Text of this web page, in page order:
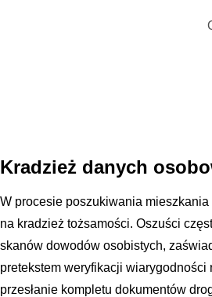
Kradzież danych
W procesie poszukiwania
na kradzież tożsamości. Oszuści
skanów dowodów osobistych,
pretekstem weryfikacji
przesłanie kompletu dokumentów